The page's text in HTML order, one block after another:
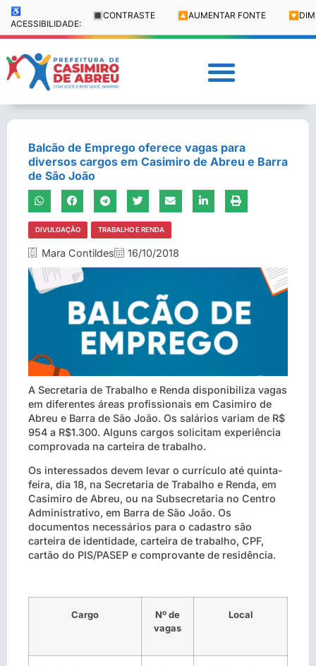
♿
ACESSIBILIDADE:
🔳 CONTRASTE 🔼 AUMENTAR FONTE 🔽
Balcão de Emprego oferece vagas para
diversos cargos em Casimiro de Abreu e Barra
de São João
DIVULGAÇÃO TRABALHO E RENDA
Mara Contildes 16/10/2018
A Secretaria de Trabalho e Renda disponibiliza vagas
em diferentes áreas profissionais em Casimiro de
Abreu e Barra de São João. Os salários variam de R$
954 a R$1.300. Alguns cargos solicitam experiência
comprovada na carteira de trabalho.
Os interessados devem levar o currículo até quinta-
feira, dia 18, na Secretaria de Trabalho e Renda, em
Casimiro de Abreu, ou na Subsecretaria no Centro
Administrativo, em Barra de São João. Os
documentos necessários para o cadastro são
carteira de identidade, carteira de trabalho, CPF,
cartão do PIS/PASEP e comprovante de residência.
Cargo
Nº de
vagas
Local